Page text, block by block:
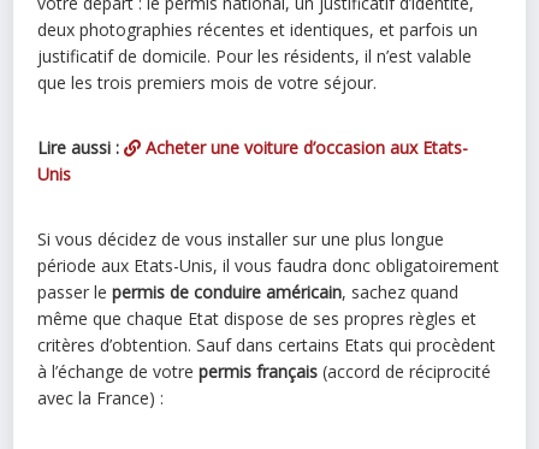
deux photographies récentes et identiques, et parfois un
justificatif de domicile. Pour les résidents, il n’est valable
que les trois premiers mois de votre séjour.
Lire aussi :
Acheter une voiture d’occasion aux Etats-
Unis
Si vous décidez de vous installer sur une plus longue
période aux Etats-Unis, il vous faudra donc obligatoirement
passer lepermis de conduire américain, sachez quand
même que chaque Etat dispose de ses propres règles et
critères d’obtention. Sauf dans certains Etats qui procèdent
à l’échange de votrepermis français (accord de réciprocité
avec la France) :